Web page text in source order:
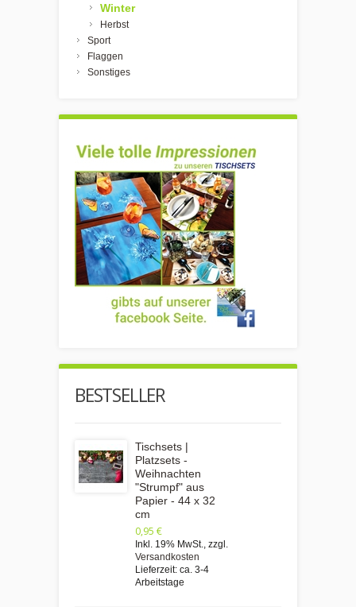
Winter
Herbst
Sport
Flaggen
Sonstiges
BESTSELLER
Tischsets |
Platzsets -
Weihnachten
"Strumpf" aus
Papier - 44 x 32
cm
0,95 €
Inkl. 19% MwSt. zzgl.
Versandkosten
Lieferzeit: ca. 3-4
Arbeitstage